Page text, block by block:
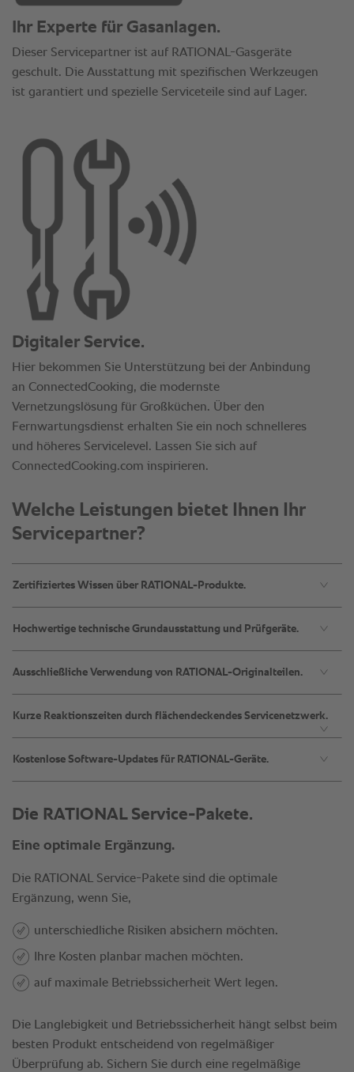
Ihr Experte für Gasanlagen.
Dieser Servicepartner ist auf RATIONAL-Gasgeräte
geschult. Die Ausstattung mit spezifischen Werkzeugen
ist garantiert und spezielle Serviceteile sind auf Lager.
Digitaler Service.
Hier bekommen Sie Unterstützung bei der Anbindung
an ConnectedCooking, die modernste
Vernetzungslösung für Großküchen. Über den
Fernwartungsdienst erhalten Sie ein noch schnelleres
und höheres Servicelevel. Lassen Sie sich auf
ConnectedCooking.com inspirieren.
Welche Leistungen bietet Ihnen Ihr
Servicepartner?
Zertifiziertes Wissen über RATIONAL-Produkte.
Hochwertige technische Grundausstattung und Prüfgeräte.
Ausschließliche Verwendung von RATIONAL-Originalteilen.
Kurze Reaktionszeiten durch flächendeckendes Servicenetzwerk.
Kostenlose Software-Updates für RATIONAL-Geräte.